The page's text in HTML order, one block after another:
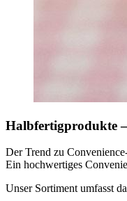
Halbfertigprodukte
Der Trend zu
Ein hochwertiges
Unser Sortiment umfasst